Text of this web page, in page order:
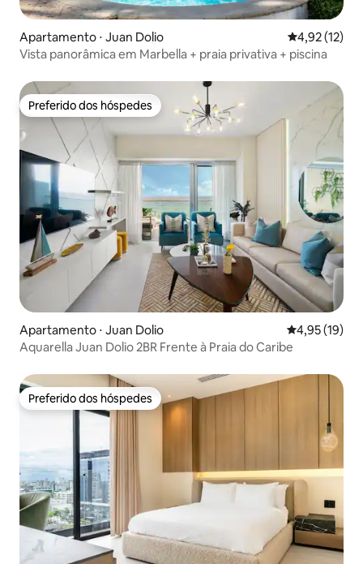
Apartamento ⋅ Juan Dolio 4,92 de uma
4,92 (12)
Vista panorâmica em Marbella + praia privativa + piscina
Preferido dos hóspedes
Preferido dos hóspedes
Apartamento ⋅ Juan Dolio 4,95 de uma
4,95 (19)
Aquarella Juan Dolio 2BR Frente à Praia do Caribe
Preferido dos hóspedes
Preferido dos hóspedes